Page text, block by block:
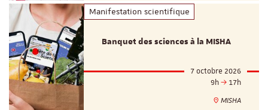
Manifestation scientifique
Banquet des sciences à la MISHA
7 octobre 2026
9h
17h
MISHA